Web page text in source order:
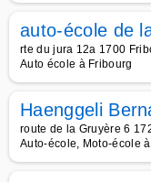
auto-école de
rte du jura 12a 1700
Auto école à Fribourg
Haenggeli
route de la Gruyère 6
Auto-école, Moto-école